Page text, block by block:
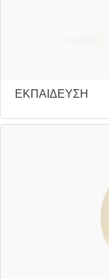
ΕΚΠΑΙΔΕΥΣΗ